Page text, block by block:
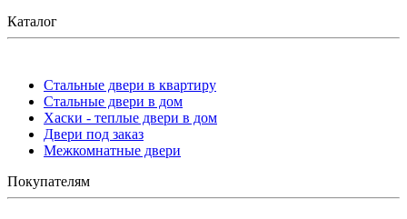
Каталог
Стальные двери в квартиру
Стальные двери в дом
Хаски - теплые двери в дом
Двери под заказ
Межкомнатные двери
Покупателям